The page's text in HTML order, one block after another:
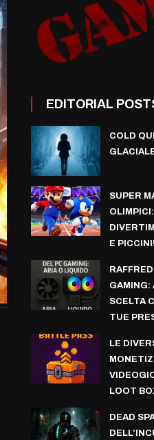
EDITORIAL
COLD
SUPER
E PICCINI!
GAMING:
SCELTA
TUE
LE
LOOT
DEAD